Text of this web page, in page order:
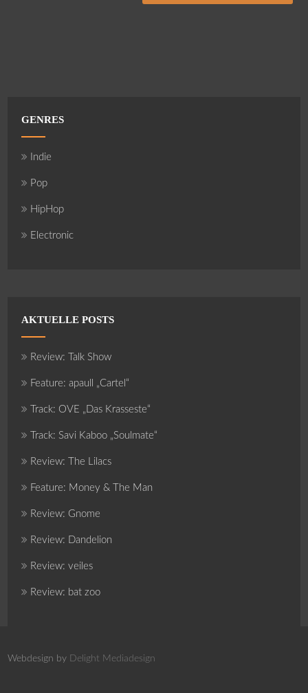
GENRES
Indie
Pop
HipHop
Electronic
AKTUELLE POSTS
Review: Talk Show
Feature: apaull „Cartel“
Track: OVE „Das Krasseste“
Track: Savi Kaboo „Soulmate“
Review: The Lilacs
Feature: Money & The Man
Review: Gnome
Review: Dandelion
Review: veiles
Review: bat zoo
Webdesign by Delight Mediadesign